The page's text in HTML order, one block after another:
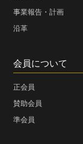
事業報告・計画
沿革
会員について
正会員
賛助会員
準会員